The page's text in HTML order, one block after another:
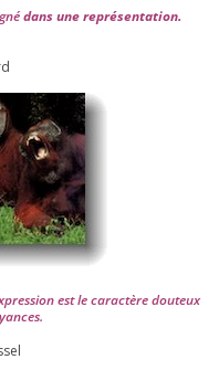
dans une repré­sen­ta­tion.
est le carac­tère dou­teux